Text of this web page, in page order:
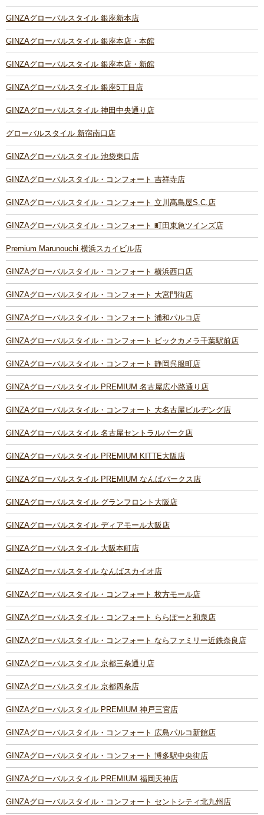
GINZAグローバルスタイル 銀座新本店
GINZAグローバルスタイル 銀座本店・本館
GINZAグローバルスタイル 銀座本店・新館
GINZAグローバルスタイル 銀座5丁目店
GINZAグローバルスタイル 神田中央通り店
グローバルスタイル 新宿南口店
GINZAグローバルスタイル 池袋東口店
GINZAグローバルスタイル・コンフォート 吉祥寺店
GINZAグローバルスタイル・コンフォート 立川髙島屋S.C.店
GINZAグローバルスタイル・コンフォート 町田東急ツインズ店
Premium Marunouchi 横浜スカイビル店
GINZAグローバルスタイル・コンフォート 横浜西口店
GINZAグローバルスタイル・コンフォート 大宮門街店
GINZAグローバルスタイル・コンフォート 浦和パルコ店
GINZAグローバルスタイル・コンフォート ビックカメラ千葉駅前店
GINZAグローバルスタイル・コンフォート 静岡呉服町店
GINZAグローバルスタイル PREMIUM 名古屋広小路通り店
GINZAグローバルスタイル・コンフォート 大名古屋ビルヂング店
GINZAグローバルスタイル 名古屋セントラルパーク店
GINZAグローバルスタイル PREMIUM KITTE大阪店
GINZAグローバルスタイル PREMIUM なんばパークス店
GINZAグローバルスタイル グランフロント大阪店
GINZAグローバルスタイル ディアモール大阪店
GINZAグローバルスタイル 大阪本町店
GINZAグローバルスタイル なんばスカイオ店
GINZAグローバルスタイル・コンフォート 枚方モール店
GINZAグローバルスタイル・コンフォート ららぽーと和泉店
GINZAグローバルスタイル・コンフォート ならファミリー近鉄奈良店
GINZAグローバルスタイル 京都三条通り店
GINZAグローバルスタイル 京都四条店
GINZAグローバルスタイル PREMIUM 神戸三宮店
GINZAグローバルスタイル・コンフォート 広島パルコ新館店
GINZAグローバルスタイル・コンフォート 博多駅中央街店
GINZAグローバルスタイル PREMIUM 福岡天神店
GINZAグローバルスタイル・コンフォート セントシティ北九州店